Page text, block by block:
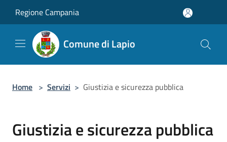
Regione Campania
Comune di Lapio
Home > Servizi > Giustizia e sicurezza pubblica
Giustizia e sicurezza pubblica